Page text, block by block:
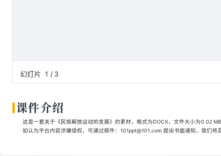
幻灯片 1 / 3
课件介绍
这是一套关于《民族解放运动的发展》的素材，格式为DOCX，文件大小为0.02
如认为平台内容涉嫌侵权，可通过邮件：101ppt@101.com 提出书面通知，我们将